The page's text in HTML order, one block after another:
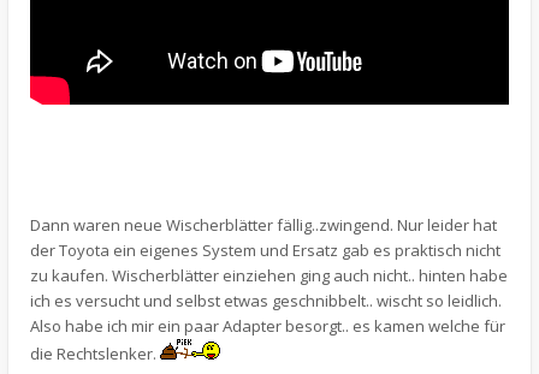
Dann waren neue Wischerblätter fällig..zwingend. Nur leider hat
der Toyota ein eigenes System und Ersatz gab es praktisch nicht
zu kaufen. Wischerblätter einziehen ging auch nicht.. hinten habe
ich es versucht und selbst etwas geschnibbelt.. wischt so leidlich.
Also habe ich mir ein paar Adapter besorgt.. es kamen welche für
die Rechtslenker.